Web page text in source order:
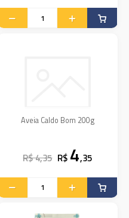
Aveia Caldo Bom 200g
R$ 4,35 R$ 4,35